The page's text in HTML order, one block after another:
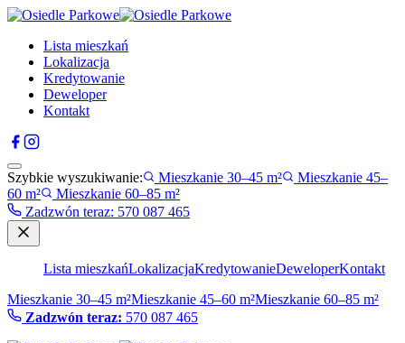
Lista mieszkań
Lokalizacja
Kredytowanie
Deweloper
Kontakt
Szybkie wyszukiwanie: Mieszkanie 30–45 m²
Mieszkanie 45–
60 m²
Mieszkanie 60–85 m²
Zadzwón teraz: 570 087 465
Lista mieszkańLokalizacjaKredytowanieDeweloperKontakt
Mieszkanie 30–45 m²Mieszkanie 45–60 m²Mieszkanie 60–85 m²
Zadzwón teraz: 570 087 465